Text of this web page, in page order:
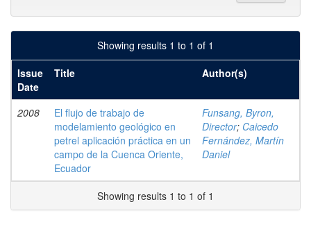
Showing results 1 to 1 of 1
Issue
Date
Title Author(s)
2008
El flujo de trabajo de
modelamiento geológico en
petrel aplicación práctica en un
campo de la Cuenca Oriente,
Ecuador
Funsang, Byron,
Director; Caicedo
Fernández, Martín
Daniel
Showing results 1 to 1 of 1